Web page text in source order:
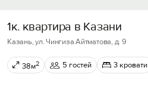
1к. квартира в Казани
Казань, ул. Чингиза Айтматова, д. 9
38м2 5 гостей 3 кровати